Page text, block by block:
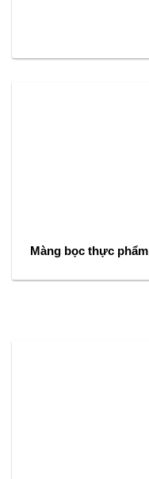
Màng bọc thực phẩm